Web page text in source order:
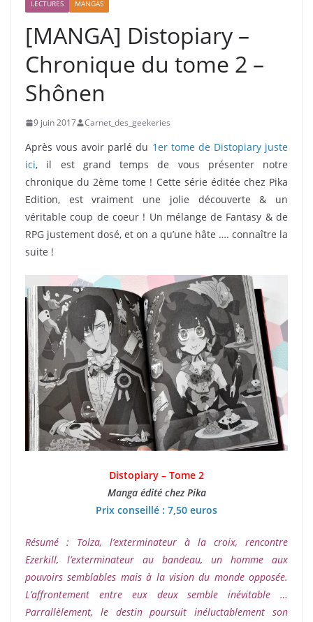
LECTURES MANGAS
[MANGA] Distopiary –
Chronique du tome 2 –
Shônen
9 juin 2017 Carnet_des_geekeries
Après vous avoir parlé du 1er tome de Distopiary juste
ici, il est grand temps de vous présenter notre
chronique du 2ème tome ! Cette série éditée chez Pika
Edition, est vraiment une jolie découverte & un
véritable coup de coeur ! Un mélange de Fantasy & de
RPG justement dosé, et on a qu’une hâte …. connaître la
suite !
Distopiary – Tome 2
Manga édité chez Pika
Prix conseillé : 7,50 euros
Résumé : Tolza, l’exterminateur à la croix, rencontre
Ezerkill, l’exterminateur au bandeau, un homme aux
pouvoirs semblables mais à la vision du monde opposée.
L’affrontement entre eux deux semble inévitable …
Parrallèlement, le destin poursuit inéluctablement son